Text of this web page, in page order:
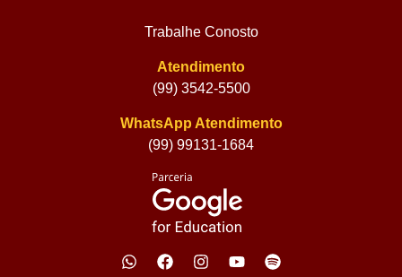
Trabalhe Conosto
Atendimento
(99) 3542-5500
WhatsApp Atendimento
(99) 99131-1684